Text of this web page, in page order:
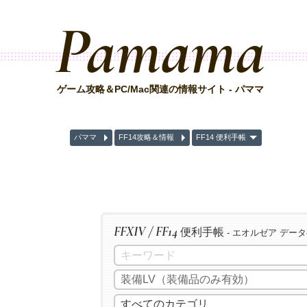
Pamama
ゲーム攻略＆PC/Mac関連の情報サイト - パママ
パママ FF14攻略＆情報 FF14 便利手帳
FFXIV / FF14 便利手帳 - エオルゼア デー